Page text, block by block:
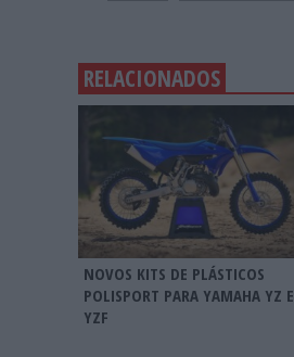
RELACIONADOS
NOVOS KITS DE PLÁSTICOS
POLISPORT PARA YAMAHA YZ E
YZF